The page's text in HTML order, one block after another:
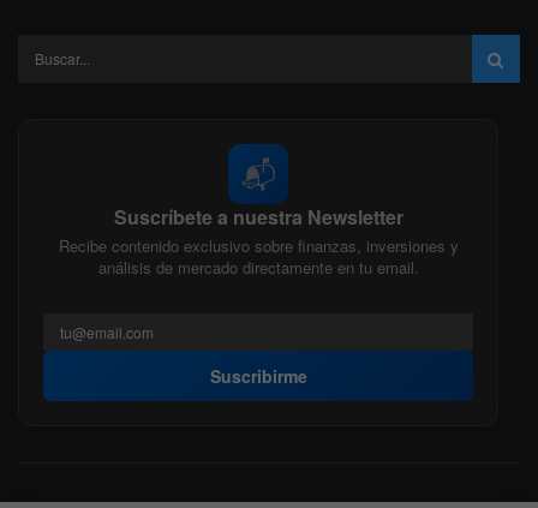
📬
Suscríbete a nuestra Newsletter
Recibe contenido exclusivo sobre finanzas, inversiones y
análisis de mercado directamente en tu email.
Suscribirme